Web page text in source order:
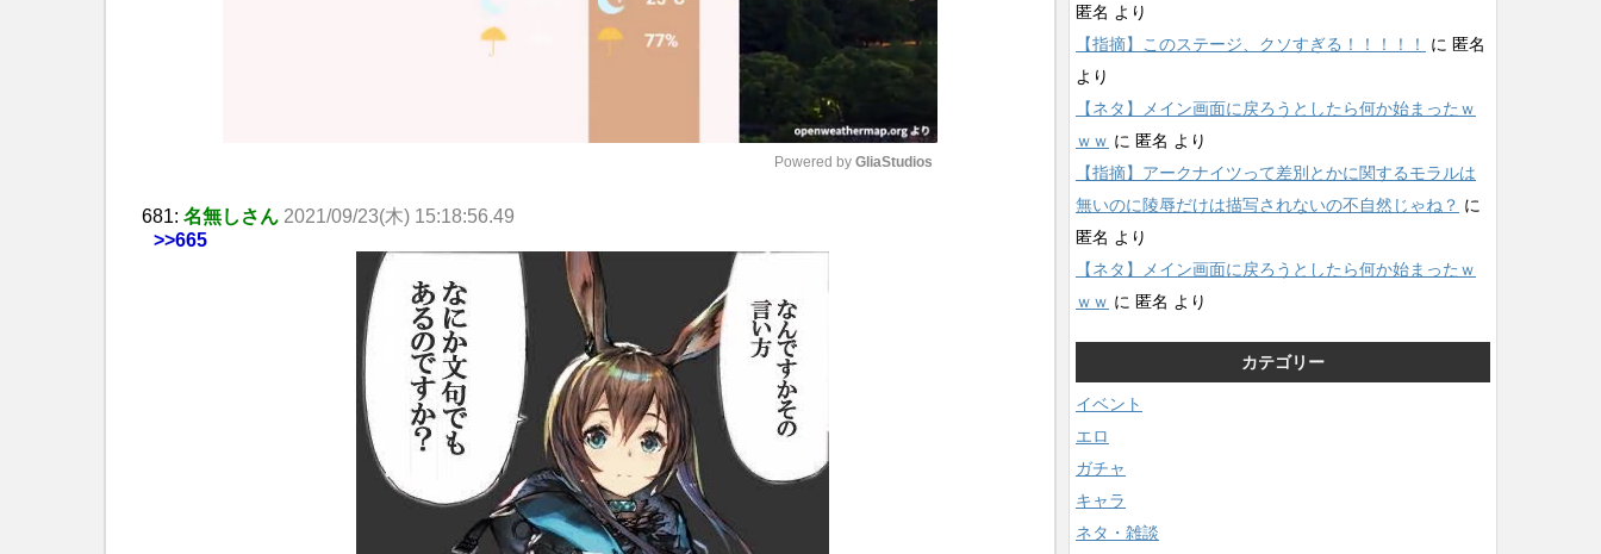
Powered by GliaStudios
681: 名無しさん 2021/09/23(木) 15:18:56.49
>>665
匿名 より
【指摘】このステージ、クソすぎる！！！！！
に 匿名
より
【ネタ】メイン画面に戻ろうとしたら何か始まったｗ
ｗｗ に 匿名 より
【指摘】アークナイツって差別とかに関するモラルは
無いのに陵辱だけは描写されないの不自然じゃね？ に
匿名 より
【ネタ】メイン画面に戻ろうとしたら何か始まったｗ
ｗｗ に 匿名 より
カテゴリー
イベント
エロ
ガチャ
キャラ
ネタ・雑談